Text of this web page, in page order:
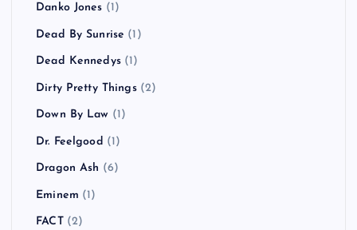
Danko Jones (1)
Dead By Sunrise (1)
Dead Kennedys(1)
Dirty Pretty Things(2)
Down By Law (1)
Dr. Feelgood (1)
Dragon Ash (6)
Eminem (1)
FACT(2)